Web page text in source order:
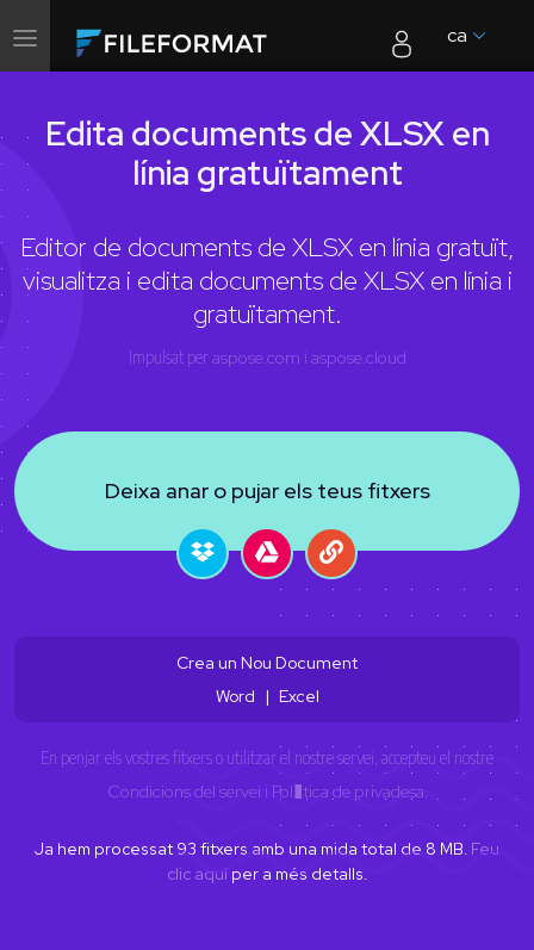
Canvia
la
ca
Edita documents de XLSX en
línia gratuïtament
Editor de documents de XLSX en línia gratuït,
visualitza i edita documents de XLSX en línia i
gratuïtament.
Impulsat per aspose.com i aspose.cloud
Deixa anar o pujar els teus fitxers
Crea un Nou Document
Word
| Excel
En penjar els vostres fitxers o utilitzar el nostre servei, accepteu el nostre
Condicions del servei i Pol�tica de privadesa
Ja hem processat 93 fitxers amb una mida total de 8 MB. Feu
clic aquí per a més detalls.